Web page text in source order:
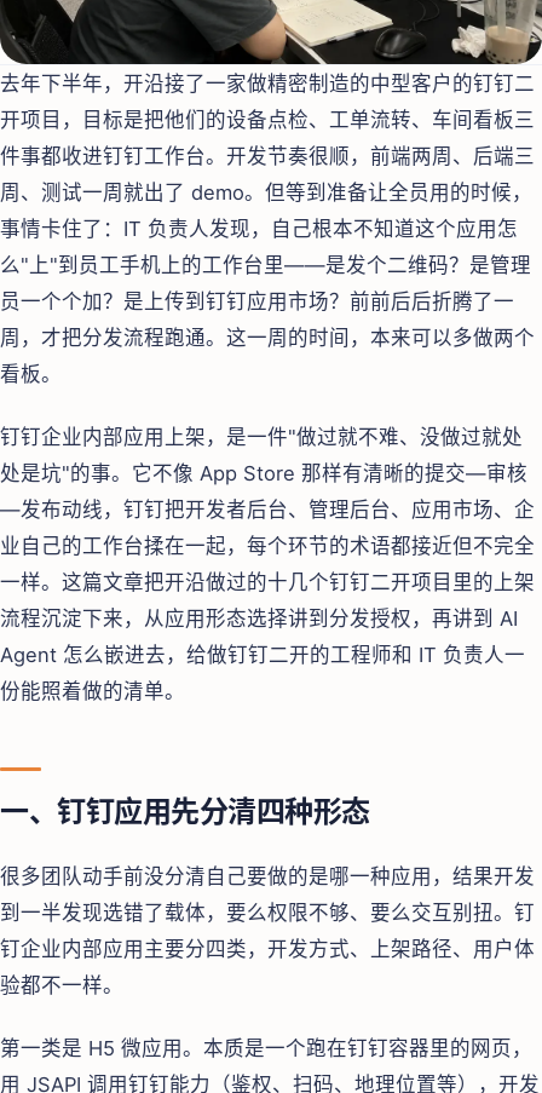
去年下半年，开沿接了一家做精密制造的中型客户的钉钉二
开项目，目标是把他们的设备点检、工单流转、车间看板三
件事都收进钉钉工作台。开发节奏很顺，前端两周、后端三
周、测试一周就出了 demo。但等到准备让全员用的时候，
事情卡住了：IT 负责人发现，自己根本不知道这个应用怎
么"上"到员工手机上的工作台里——是发个二维码？是管理
员一个个加？是上传到钉钉应用市场？前前后后折腾了一
周，才把分发流程跑通。这一周的时间，本来可以多做两个
看板。
钉钉企业内部应用上架，是一件"做过就不难、没做过就处
处是坑"的事。它不像 App Store 那样有清晰的提交—审核
—发布动线，钉钉把开发者后台、管理后台、应用市场、企
业自己的工作台揉在一起，每个环节的术语都接近但不完全
一样。这篇文章把开沿做过的十几个钉钉二开项目里的上架
流程沉淀下来，从应用形态选择讲到分发授权，再讲到 AI
Agent 怎么嵌进去，给做钉钉二开的工程师和 IT 负责人一
份能照着做的清单。
一、钉钉应用先分清四种形态
很多团队动手前没分清自己要做的是哪一种应用，结果开发
到一半发现选错了载体，要么权限不够、要么交互别扭。钉
钉企业内部应用主要分四类，开发方式、上架路径、用户体
验都不一样。
第一类是 H5 微应用。本质是一个跑在钉钉容器里的网页，
用 JSAPI 调用钉钉能力（鉴权、扫码、地理位置等），开发